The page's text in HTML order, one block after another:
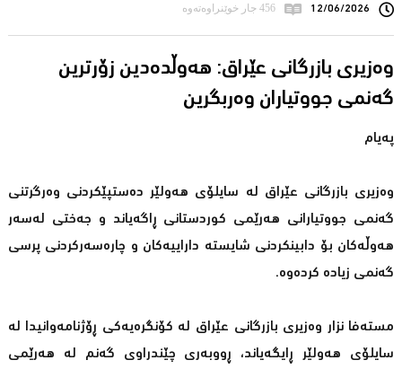
12/06/2026 456 جار خوێنراوەتەوە
وەزیری بازرگانی عێراق: هەوڵدەدین زۆرترین
گەنمی جووتیاران وەربگرین
پەیام
وەزیری بازرگانی عێراق لە سایلۆی هەولێر دەستپێكردنی وەرگرتنی
گەنمی جووتیارانی هەرێمی كوردستانی ڕاگەیاند و جەختی لەسەر
هەوڵەكان بۆ دابینكردنی شایستە داراییەكان و چارەسەركردنی پرسی
گەنمی زیادە كردەوە.
مستەفا نزار وەزیری بازرگانی عێراق لە كۆنگرەیەكی ڕۆژنامەوانیدا لە
سایلۆی هەولێر ڕایگەیاند، ڕووبەری چێندراوی گەنم لە هەرێمی